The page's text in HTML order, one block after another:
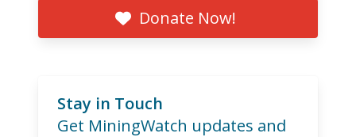
Donate Now!
Stay in Touch
Get MiningWatch updates and